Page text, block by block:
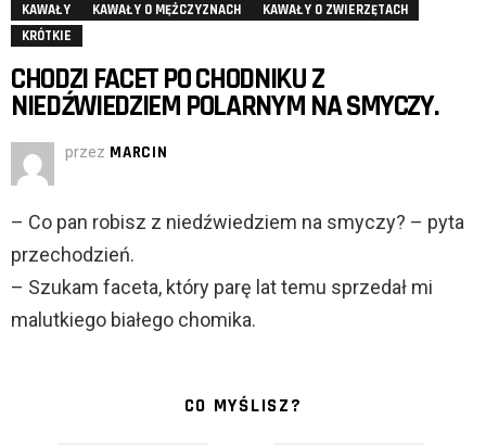
KAWAŁY KAWAŁY O MĘŻCZYZNACH
KAWAŁY O ZWIERZĘTACH
KRÓTKIE
CHODZI FACET PO CHODNIKU Z
NIEDŹWIEDZIEM POLARNYM NA SMYCZY.
przez MARCIN
– Co pan robisz z niedźwiedziem na smyczy? – pyta
przechodzień.
– Szukam faceta, który parę lat temu sprzedał mi
malutkiego białego chomika.
CO MYŚLISZ?